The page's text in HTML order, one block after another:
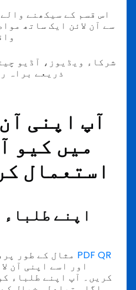
اس قسم کے سیکھنے
سے آن لائن ایک ساتھ
شرکاء ویڈیوز، آڈیو
ذریعے براہ
آپ اپنی
میں کیو
استعمال
اپنے
PDF QR
کریں۔ آپ اپنے طلباء